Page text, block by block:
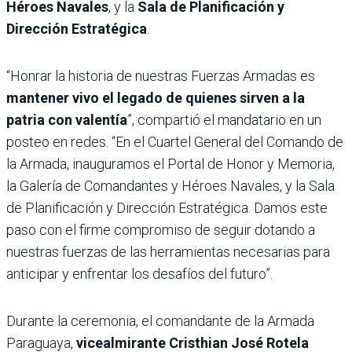
Héroes Navales, y la Sala de Planificación y
Dirección Estratégica
“Honrar la historia de nuestras Fuerzas Armadas es
mantener vivo el legado de quienes sirven a la
patria con valentía”, compartió el mandatario en un
posteo en redes. “En el Cuartel General del Comando de
la Armada, inauguramos el Portal de Honor y Memoria,
la Galería de Comandantes y Héroes Navales, y la Sala
de Planificación y Dirección Estratégica. Damos este
paso con el firme compromiso de seguir dotando a
nuestras fuerzas de las herramientas necesarias para
anticipar y enfrentar los desafíos del futuro”.
Durante la ceremonia, el comandante de la Armada
Paraguaya, vicealmirante Cristhian José Rotela